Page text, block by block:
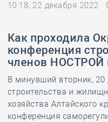
10:18, 22 декабря 2022
Как проходила
конференция
членов НОСТРОЙ
В минувший вторник, 20
строительства и
хозяйства Алтайского
конференция